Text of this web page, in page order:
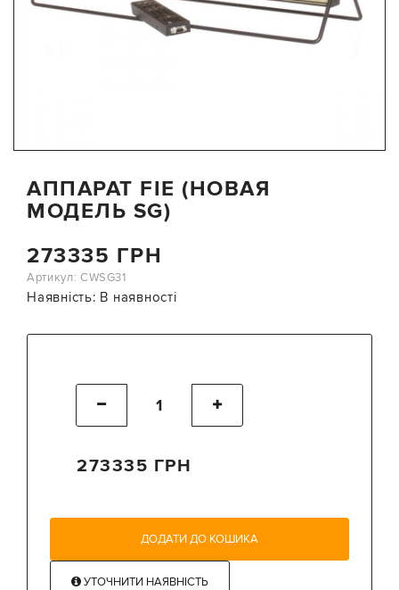
АППАРАТ FIE (НОВАЯ
МОДЕЛЬ SG)
273335 ГРН
Артикул: CWSG31
Наявність: В наявності
273335 ГРН
ДОДАТИ ДО КОШИКА
УТОЧНИТИ НАЯВНІСТЬ